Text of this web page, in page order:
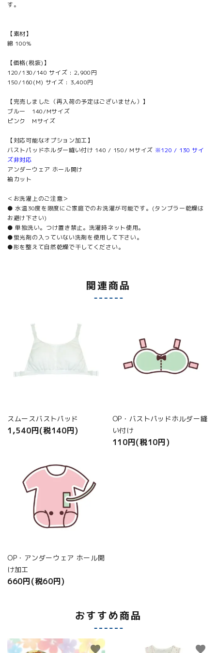
す。
【素材】
綿 100%
【価格(税抜)】
120/130/140 サイズ : 2,900円
150/160(M) サイズ : 3,400円
【完売しました（再入荷の予定はございません）】
ブルー 140/Mサイズ
ピンク Mサイズ
【対応可能なオプション加工】
バストパッドホルダー縫い付け 140 / 150/ Mサイズ ※120 / 130 サイ
ズ非対応
アンダーウェア ホール開け
袖カット
＜お洗濯上のご注意＞
● 水温30度を限度にご家庭でのお洗濯が可能です。(タンブラー乾燥は
お避け下さい)
● 単独洗い。つけ置き禁止。洗濯時ネット使用。
●蛍光剤の入っていない洗剤を使用して下さい。
●形を整えて自然乾燥で干してください。
関連商品
スムースバストパッド
1,540円(税140円)
OP・バストパッドホルダー縫
い付け
110円(税10円)
OP・アンダーウェア ホール開
け加工
660円(税60円)
おすすめ商品
favorite favorite